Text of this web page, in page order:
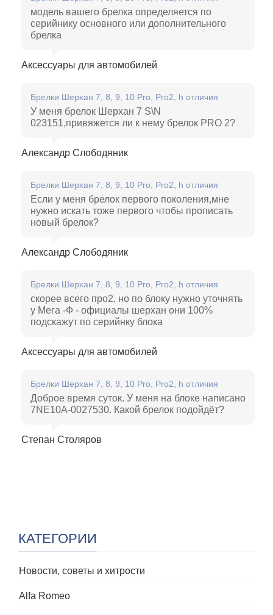
модель вашего брелка определяется по
серийнику основного или дополнительного
брелка
Аксессуары для автомобилей
Брелки Шерхан 7, 8, 9, 10 Pro, Pro2, h отличия
У меня брелок Шерхан 7 S\N
023151,привяжется ли к нему брелок PRO 2?
Александр Слободяник
Брелки Шерхан 7, 8, 9, 10 Pro, Pro2, h отличия
Если у меня брелок первого поколения,мне
нужно искать тоже первого чтобы прописать
новый брелок?
Александр Слободяник
Брелки Шерхан 7, 8, 9, 10 Pro, Pro2, h отличия
скорее всего про2, но по блоку нужно уточнять
у Мега -Ф - официалы шерхан они 100%
подскажут по серийнку блока
Аксессуары для автомобилей
Брелки Шерхан 7, 8, 9, 10 Pro, Pro2, h отличия
Доброе время суток. У меня на блоке написано
7NE10A-0027530. Какой брелок подойдёт?
Степан Столяров
КАТЕГОРИИ
Новости, советы и хитрости
Alfa Romeo